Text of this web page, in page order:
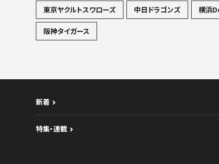
東京ヤクルトスワローズ 中日ドラゴンズ 横浜
阪神タイガース
新着
特集・連載